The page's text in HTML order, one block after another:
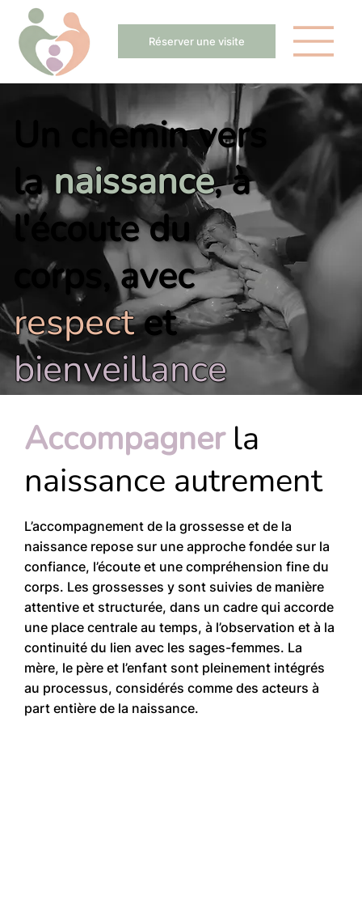
Réserver une visite
Un chemin vers
la naissance,à
l'écoutedu
corps, avec
respectet
bienveillance
Accompagner la
naissance autrement
L’accompagnement de la grossesse et de la
naissance repose sur une approche fondée sur la
confiance, l’écoute et une compréhension fine du
corps. Les grossesses y sont suivies de manière
attentive et structurée, dans un cadre qui accorde
une place centrale au temps, à l’observation et à la
continuité du lien avec les sages-femmes. La
mère, le père et l’enfant sont pleinement intégrés
au processus, considérés comme des acteurs à
part entière de la naissance.